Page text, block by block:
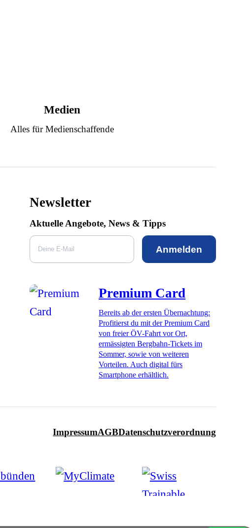
Medien
Alles für Medienschaffende
Newsletter
Aktuelle Angebote, News & Tipps
Anmelden
Premium Card
Bereits ab der ersten Übernachtung:
Profitierst du mit der Premium Card
von freier ÖV-Fahrt vor Ort,
ermässigten Bergbahn-Tickets im
Sommer, sowie von weiteren
Vorteilen. Auch digital fürs
Smartphone erhältlich.
ImpressumAGBDatenschutzverordnung